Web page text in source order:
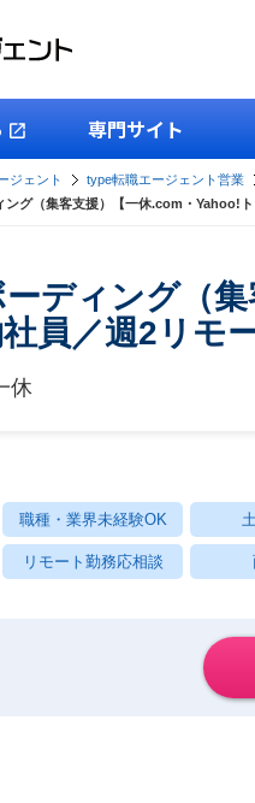
専門サイト
ジェント type転職エージェント営業
ング（集客支援）【一休.com・Yahoo!
ディング（
員／週2リモー
休
職種・業界未経験OK
リモート勤務応相談